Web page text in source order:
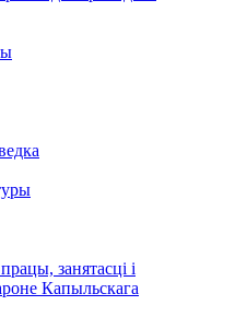
занятасці і
Капыльскага